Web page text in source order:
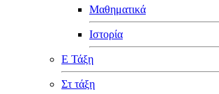
Μαθηματικά
Ιστορία
Ε Τάξη
Στ τάξη